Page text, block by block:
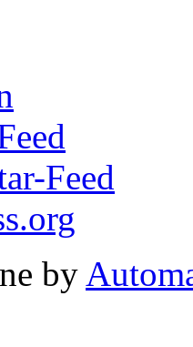
Feed
by